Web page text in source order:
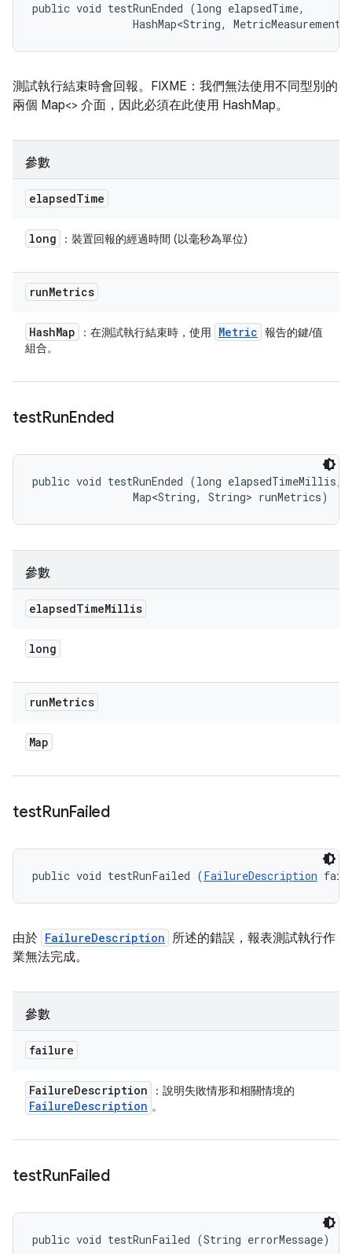
public void testRunEnded (long elapsedTime,
HashMap<String,
測試執行結束時會回報。FIXME：我們無法使用不同型別的
兩個 Map<> 介面，因此必須在此使用 HashMap。
參數
elapsedTime
long ：裝置回報的經過時間 (以毫秒為單位)
runMetrics
HashMap ：在測試執行結束時，使用 Metric 報告的鍵/值
組合。
testRunEnded
public void testRunEnded (long elapsedTimeMillis,
                Map<String, String> runMetrics)
參數
elapsedTimeMillis
long
runMetrics
Map
testRunFailed
public void testRunFailed (FailureDescription
由於 FailureDescription 所述的錯誤，報表測試執行作
業無法完成。
參數
failure
FailureDescription ：說明失敗情形和相關情境的
FailureDescription 。
testRunFailed
public void testRunFailed (String errorMessage)